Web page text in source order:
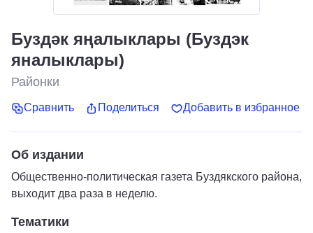
Буздәк яңалыклары (Буздэк
яналыклары)
Районки
Сравнить Поделиться Добавить в избранное
Об издании
Общественно-политическая газета Буздякского района,
выходит два раза в неделю.
Тематики